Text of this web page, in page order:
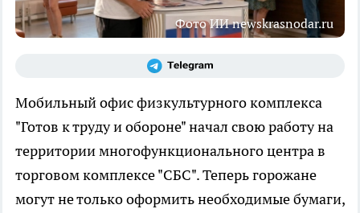
Фото ИИ newskrasnodar.ru
Мобильный офис физкультурного комплекса
"Готов к труду и обороне" начал свою работу на
территории многофункционального центра в
торговом комплексе "СБС". Теперь горожане
могут не только оформить необходимые бумаги,